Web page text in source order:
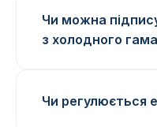
Чи можна
з холодного
Чи регулюється